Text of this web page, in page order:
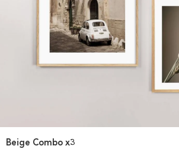
Beige Combo x3